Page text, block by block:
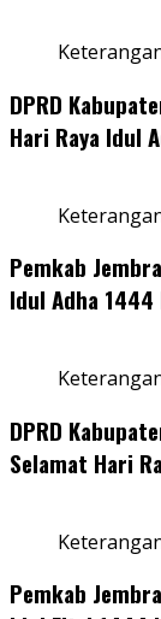
DPRD
Hari Raya Idul
Pemkab
Idul Adha 1444
DPRD
Selamat Hari
Pemkab